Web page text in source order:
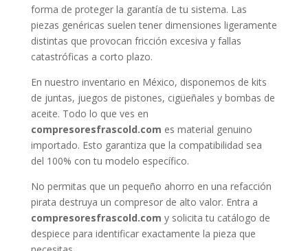
forma de proteger la garantía de tu sistema. Las
piezas genéricas suelen tener dimensiones ligeramente
distintas que provocan fricción excesiva y fallas
catastróficas a corto plazo.
En nuestro inventario en México, disponemos de kits
de juntas, juegos de pistones, cigüeñales y bombas de
aceite. Todo lo que ves en
compresoresfrascold.com es material genuino
importado. Esto garantiza que la compatibilidad sea
del 100% con tu modelo específico.
No permitas que un pequeño ahorro en una refacción
pirata destruya un compresor de alto valor. Entra a
compresoresfrascold.com y solicita tu catálogo de
despiece para identificar exactamente la pieza que